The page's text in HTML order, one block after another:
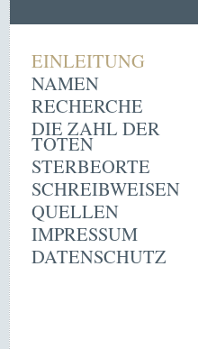
EINLEITUNG
NAMEN
RECHERCHE
DIE ZAHL DER
TOTEN
STERBEORTE
SCHREIBWEISEN
QUELLEN
IMPRESSUM
DATENSCHUTZ